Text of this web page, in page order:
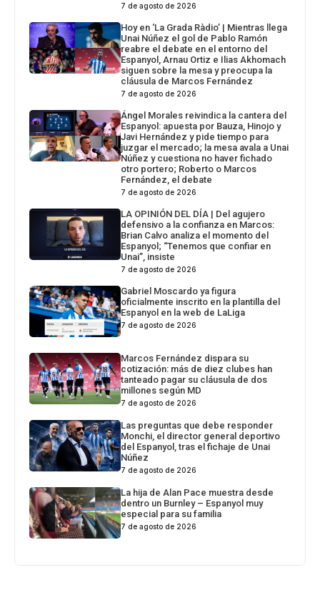
7 de agosto de 2026
Hoy en ‘La Grada Ràdio’ | Mientras llega
Unai Núñez el gol de Pablo Ramón
reabre el debate en el entorno del
Espanyol, Arnau Ortiz e Ilias Akhomach
siguen sobre la mesa y preocupa la
cláusula de Marcos Fernández
7 de agosto de 2026
Ángel Morales reivindica la cantera del
Espanyol: apuesta por Bauza, Hinojo y
Javi Hernández y pide tiempo para
juzgar el mercado; la mesa avala a Unai
Núñez y cuestiona no haver fichado
otro portero; Roberto o Marcos
Fernández, el debate
7 de agosto de 2026
LA OPINIÓN DEL DÍA | Del agujero
defensivo a la confianza en Marcos:
Brian Calvo analiza el momento del
Espanyol; “Tenemos que confiar en
Unai”, insiste
7 de agosto de 2026
Gabriel Moscardo ya figura
oficialmente inscrito en la plantilla del
Espanyol en la web de LaLiga
7 de agosto de 2026
Marcos Fernández dispara su
cotización: más de diez clubes han
tanteado pagar su cláusula de dos
millones según MD
7 de agosto de 2026
Las preguntas que debe responder
Monchi, el director general deportivo
del Espanyol, tras el fichaje de Unai
Núñez
7 de agosto de 2026
La hija de Alan Pace muestra desde
dentro un Burnley – Espanyol muy
especial para su familia
7 de agosto de 2026